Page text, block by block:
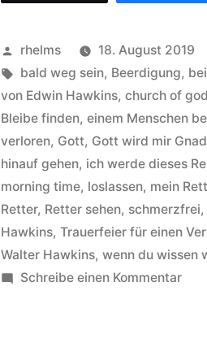
zum
Titel
Goin‘
up
yonder“
Veröffentlicht
von
rhelms 18. August 2019
Schlagwörter:
bald weg sein, Beerdigung,
von Edwin Hawkins,church of
Bleibe finden,einem Menschen
verloren, Gott, Gott wird mir
hinauf gehen, ich werde dieses
morning time, loslassen, mein
Retter, Retter sehen, schmerzfrei,
Hawkins,Trauerfeier für einen
Walter Hawkins,wenn du wissen
Schreibe einen Kommentarzu